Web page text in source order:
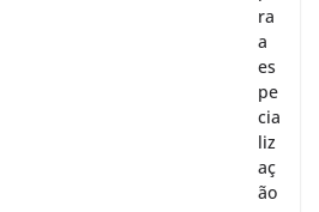
ra
a
es
pe
cia
liz
aç
ão